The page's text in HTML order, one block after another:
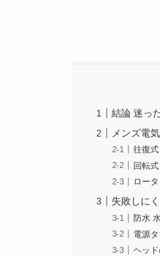
結論 迷っ
メンズ電
往復
回転
ロー
失敗しに
防水
電源
ヘッ